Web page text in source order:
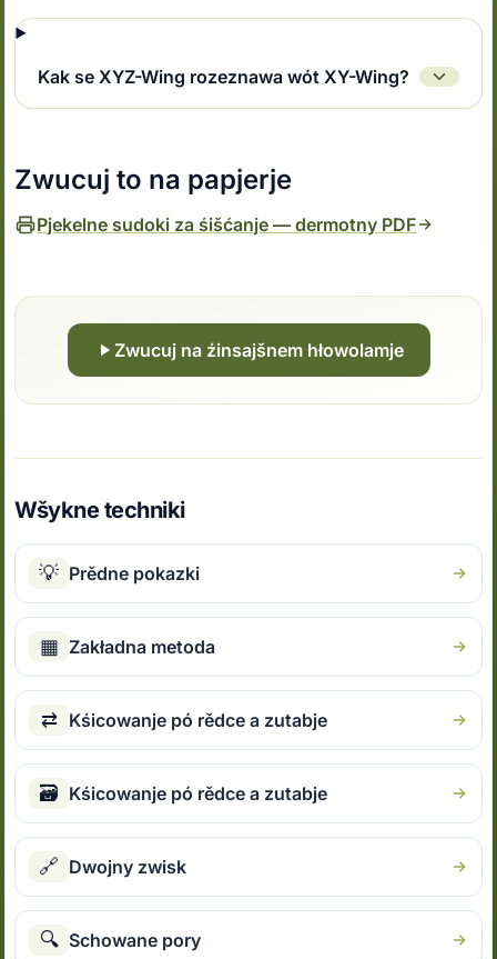
Kak se XYZ-Wing rozeznawa wót XY-Wing?
Zwucuj to na papjerje
Pjekelne sudoki za śišćanje — dermotny PDF
Zwucuj na źinsajšnem hłowolamje
Wšykne techniki
💡 Prědne pokazki
▦ Zakładna metoda
⇄ Kśicowanje pó rědce a zutabje
🗃 Kśicowanje pó rědce a zutabje
🔗 Dwojny zwisk
🔍 Schowane pory